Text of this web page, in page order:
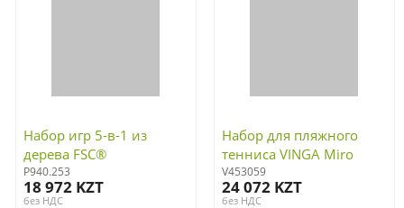
Набор игр 5-в-1 из
дерева FSC®
P940.253
18 972 KZT
без НДС
Набор для пляжного
тенниса VINGA Miro
V453059
24 072 KZT
без НДС